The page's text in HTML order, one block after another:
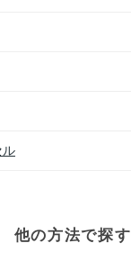
ル
他の方法で探す